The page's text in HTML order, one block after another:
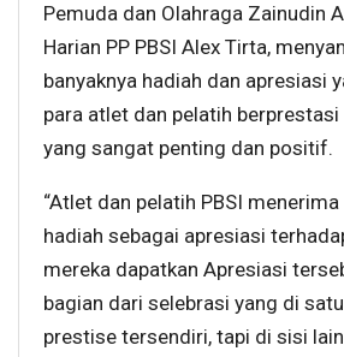
Pemuda dan Olahraga Zainudin
Harian PP PBSI Alex Tirta,
banyaknya hadiah dan apresiasi
para atlet dan pelatih berprestasi
yang sangat penting dan positif.
“Atlet dan pelatih PBSI
hadiah sebagai apresiasi
mereka dapatkan Apresiasi
bagian dari selebrasi yang di
prestise tersendiri, tapi di sisi